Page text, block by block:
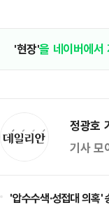
'현장'을 네이버에서
정광호
기사 모
'압수수색·성접대 의혹'